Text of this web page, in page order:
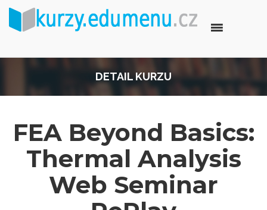
DETAIL KURZU
FEA Beyond Basics:
Thermal Analysis
Web Seminar